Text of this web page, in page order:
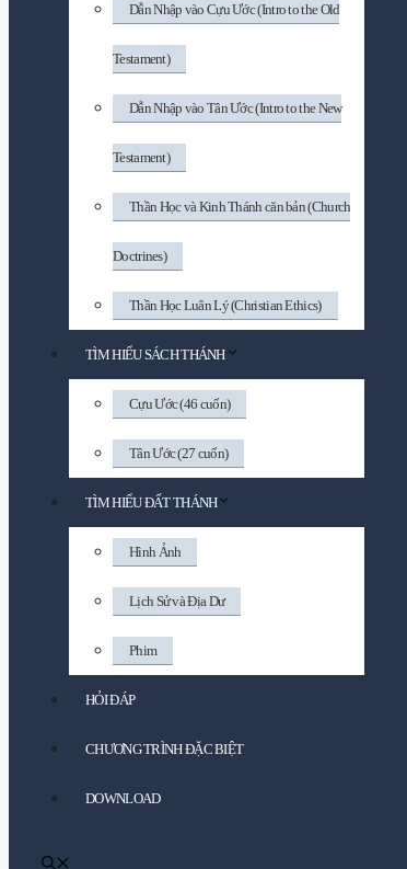
Dẫn Nhập vào Cựu Ước (Intro to the Old
Testament)
Dẫn Nhập vào Tân Ước (Intro to the New
Testament)
Thần Học và Kinh Thánh căn bản (Church
Doctrines)
Thần Học Luân Lý (Christian Ethics)
TÌM HIỂU SÁCH THÁNH
Cựu Ước (46 cuốn)
Tân Ước (27 cuốn)
TÌM HIỂU ĐẤT THÁNH
Hình Ảnh
Lịch Sử và Địa Dư
Phim
HỎI ĐÁP
CHƯƠNG TRÌNH ĐẶC BIỆT
DOWNLOAD